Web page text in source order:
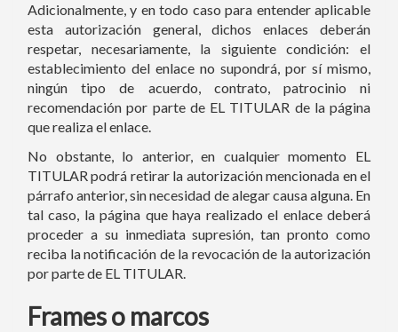
Adicionalmente, y en todo caso para entender aplicable
esta autorización general, dichos enlaces deberán
respetar, necesariamente, la siguiente condición: el
establecimiento del enlace no supondrá, por sí mismo,
ningún tipo de acuerdo, contrato, patrocinio ni
recomendación por parte de EL TITULAR de la página
que realiza el enlace.
No obstante, lo anterior, en cualquier momento EL
TITULAR podrá retirar la autorización mencionada en el
párrafo anterior, sin necesidad de alegar causa alguna. En
tal caso, la página que haya realizado el enlace deberá
proceder a su inmediata supresión, tan pronto como
reciba la notificación de la revocación de la autorización
por parte de EL TITULAR.
Frames o marcos